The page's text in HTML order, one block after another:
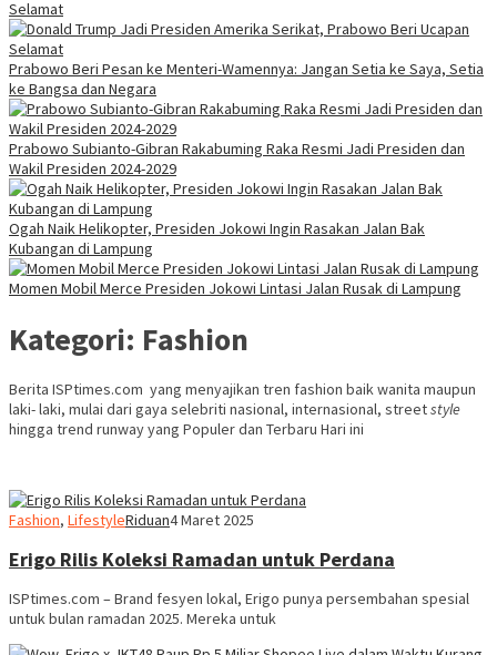
Selamat
Prabowo Beri Pesan ke Menteri-Wamennya: Jangan Setia ke Saya, Setia
ke Bangsa dan Negara
Prabowo Subianto-Gibran Rakabuming Raka Resmi Jadi Presiden dan
Wakil Presiden 2024-2029
Ogah Naik Helikopter, Presiden Jokowi Ingin Rasakan Jalan Bak
Kubangan di Lampung
Momen Mobil Merce Presiden Jokowi Lintasi Jalan Rusak di Lampung
Kategori: Fashion
Berita ISPtimes.com yang menyajikan tren fashion baik wanita maupun
laki- laki, mulai dari gaya selebriti nasional, internasional, streetstyle
hingga trend runway yang Populer dan Terbaru Hari ini
Fashion, LifestyleRiduan4 Maret 2025
Erigo Rilis Koleksi Ramadan untuk Perdana
ISPtimes.com – Brand fesyen lokal, Erigo punya persembahan spesial
untuk bulan ramadan 2025. Mereka untuk